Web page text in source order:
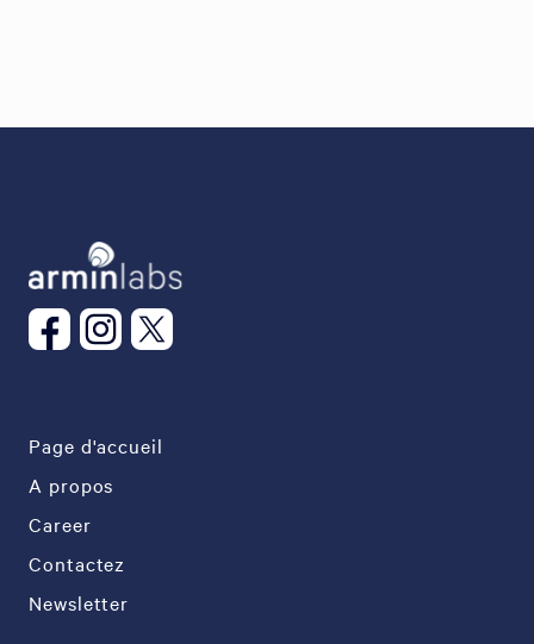
Page d'accueil
A propos
Career
Contactez
Newsletter